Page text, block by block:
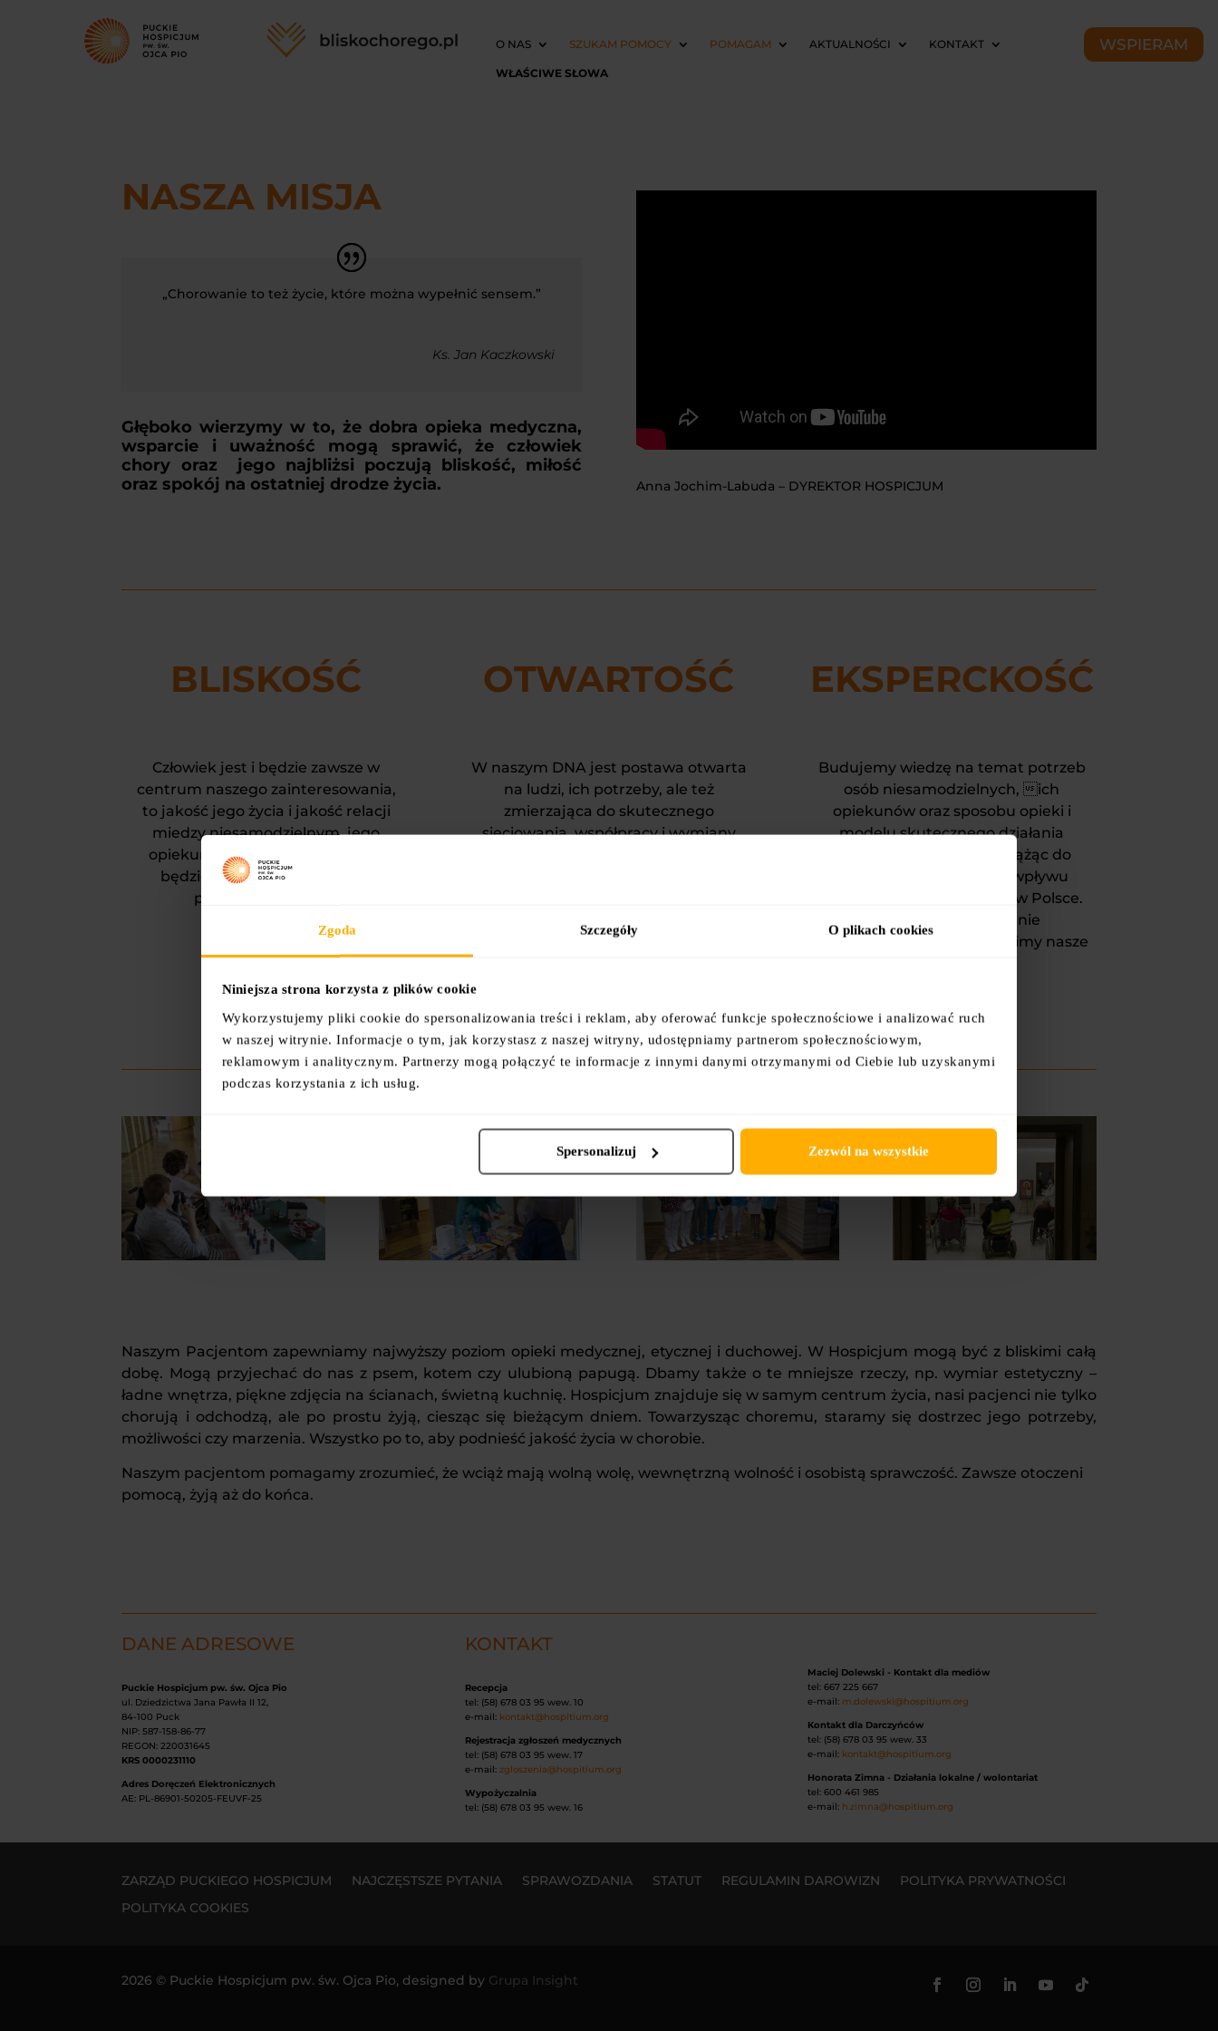
Zgoda Szczegóły O plikach cookies
Niniejsza strona korzysta z plików cookie
Wykorzystujemy pliki cookie do spersonalizowania treści i reklam, aby oferować funkcje społecznościowe i analizować ruch
w naszej witrynie. Informacje o tym, jak korzystasz z naszej witryny, udostępniamy partnerom społecznościowym,
reklamowym i analitycznym. Partnerzy mogą połączyć te informacje z innymi danymi otrzymanymi od Ciebie lub uzyskanymi
podczas korzystania z ich usług.
Spersonalizuj Zezwól na wszystkie
O NAS SZUKAM POMOCY POMAGAM AKTUALNOŚCI KONTAKT
WŁAŚCIWE SŁOWA
WSPIERAM
NASZA MISJA
„Chorowanie to też życie, które można wypełnić sensem.”
Ks. Jan Kaczkowski
Głęboko wierzymy w to, że dobra opieka medyczna,
wsparcie i uważność mogą sprawić, że człowiek
chory oraz jego najbliżsi poczują bliskość, miłość
oraz spokój na ostatniej drodze życia.
Anna Jochim-Labuda – DYREKTOR HOSPICJUM
BLISKOŚĆ
Człowiek jest i będzie zawsze w
centrum naszego zainteresowania,
to jakość jego życia i jakość relacji
miedzy niesamodzielnym, jego
opiekunem i jego środowiskiem
będziemy stawiać zawsze na
pierwszym miejscu.
OTWARTOŚĆ
W naszym DNA jest postawa otwarta
na ludzi, ich potrzeby, ale też
zmierzająca do skutecznego
sieciowania, współpracy i wymiany
i poczucie sensu.
EKSPERCKOŚĆ
Budujemy wiedzę na temat potrzeb
osób niesamodzielnych, ich
opiekunów oraz sposobu opieki i
modelu skutecznego działania
i dzielimy się tą wiedzą, dążąc do
wywarcia pozytywnego wpływu
na poprawę jakości opieki w Polsce.
Działamy profesjonalnie
i stale rozwijamy i doskonalimy nasze
Naszym Pacjentom zapewniamy najwyższy poziom opieki medycznej, etycznej i duchowej. W Hospicjum mogą być z bliskimi całą
dobę. Mogą przyjechać do nas z psem, kotem czy ulubioną papugą. Dbamy także o te mniejsze rzeczy, np. wymiar estetyczny –
ładne wnętrza, piękne zdjęcia na ścianach, świetną kuchnię. Hospicjum znajduje się w samym centrum życia, nasi pacjenci nie tylko
chorują i odchodzą, ale po prostu żyją, ciesząc się bieżącym dniem. Towarzysząc choremu, staramy się dostrzec jego potrzeby,
możliwości czy marzenia. Wszystko po to, aby podnieść jakość życia w chorobie.
Naszym pacjentom pomagamy zrozumieć, że wciąż mają wolną wolę, wewnętrzną wolność i osobistą sprawczość. Zawsze otoczeni
pomocą, żyją aż do końca.
DANE ADRESOWE
Puckie Hospicjum pw. św. Ojca Pio
ul. Dziedzictwa Jana Pawła II 12,
84-100 Puck
NIP: 587-158-86-77
REGON: 220031645
KRS 0000231110
Adres Doręczeń Elektronicznych
AE: PL-86901-50205-FEUVF-25
KONTAKT
Recepcja
tel: (58) 678 03 95 wew. 10
e-mail: kontakt@hospitium.org
Rejestracja zgłoszeń medycznych
tel: (58) 678 03 95 wew. 17
e-mail: zgloszenia@hospitium.org
Wypożyczalnia
tel: (58) 678 03 95 wew. 16
Maciej Dolewski - Kontakt dla mediów
tel: 667 225 667
e-mail: m.dolewski@hospitium.org
Kontakt dla Darczyńców
tel: (58) 678 03 95 wew. 33
e-mail: kontakt@hospitium.org
Honorata Zimna - Działania lokalne / wolontariat
tel: 600 461 985
e-mail: h.zimna@hospitium.org
ZARZĄD PUCKIEGO HOSPICJUM NAJCZĘSTSZE PYTANIA SPRAWOZDANIA STATUT REGULAMIN DAROWIZN
POLITYKA PRYWATNOŚCI
POLITYKA COOKIES
2026 © Puckie Hospicjum pw. św. Ojca Pio, designed by Grupa Insight